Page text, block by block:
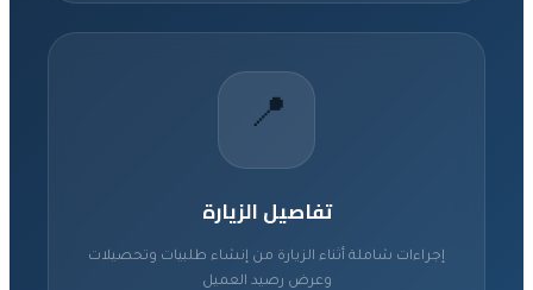
📍
تفاصيل الزيارة
إجراءات شاملة أثناء الزيارة من إنشاء طلبيات وتحصيلات
وعرض رصيد العميل